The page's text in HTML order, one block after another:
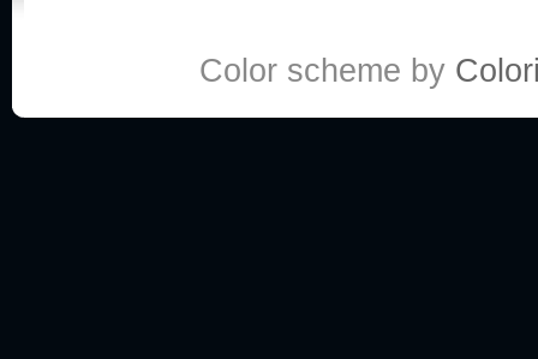
Salut tout le monde ! Je me fais un petit après
Color scheme by